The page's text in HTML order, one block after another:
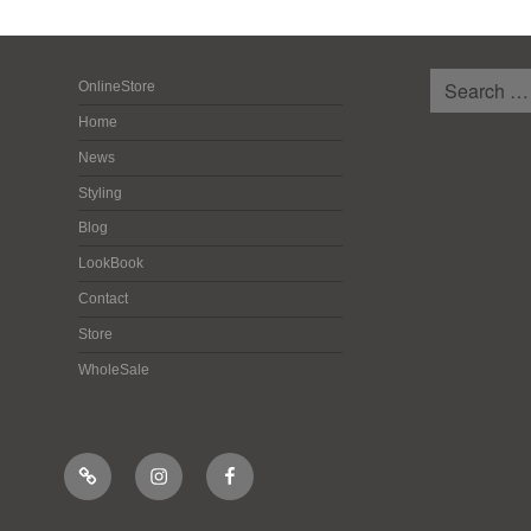
OnlineStore
Home
News
Styling
Blog
LookBook
Contact
Store
WholeSale
Online
Shop
InstagramFacebook